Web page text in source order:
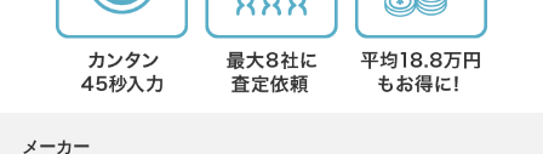
メーカー